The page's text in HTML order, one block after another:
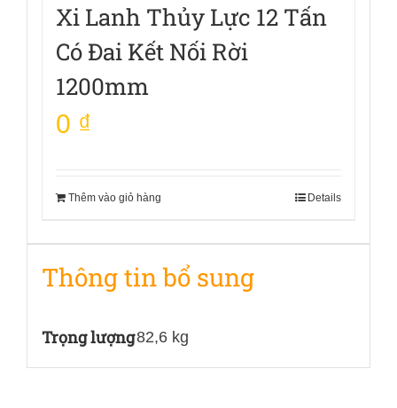
Xi Lanh Thủy Lực 12 Tấn
Có Đai Kết Nối Rời
1200mm
0 ₫
Thêm vào giỏ hàng Details
Thông tin bổ sung
Trọng lượng82,6 kg